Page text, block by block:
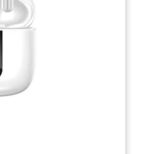
d'autres
pour une
de ski
#WeareSkiing
de l'étui Appels pratiques :
Discutez pendant des heures
grâce à la fonction mains libres
Contenu : 1x Écouteurs intra-
auriculaires JBL Wave Beam